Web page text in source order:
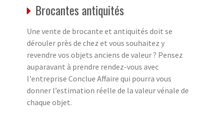
Brocantes antiquités
Une vente de brocante et antiquités doit se
dérouler près de chez et vous souhaitez y
revendre vos objets anciens de valeur ? Pensez
auparavant à prendre rendez-vous avec
l'entreprise Conclue Affaire qui pourra vous
donner l’estimation réelle de la valeur vénale de
chaque objet.